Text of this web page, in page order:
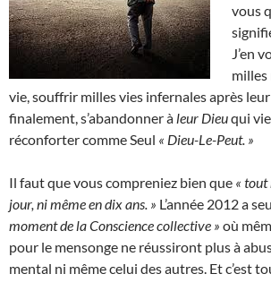
vous
J’en
vie, souffrir milles vies infernales après
finalement, s’abandonner à leur Dieuqui
réconforter comme Seul « Dieu-Le-Peut. »
Il faut que vous compreniez bien que « tout
jour, ni même en dix ans. » L’année 2012 a
moment de la Conscience collective » où
pour le mensonge ne réussiront plus à
mental ni même celui des autres. Et c’est